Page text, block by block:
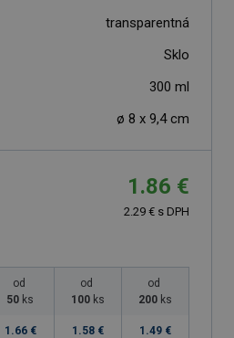
transparentná
Sklo
300 ml
ø 8 x 9,4 cm
1.86 €
2.29 € s DPH
od
50 ks
1.66 €
od
100 ks
1.58 €
od
200 ks
1.49 €